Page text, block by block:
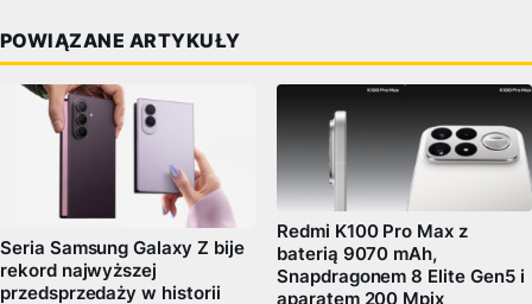
POWIĄZANE ARTYKUŁY
Seria Samsung Galaxy Z bije
rekord najwyższej
przedsprzedaży w historii
Redmi K100 Pro Max z
baterią 9070 mAh,
Snapdragonem 8 Elite Gen5 i
aparatem 200 Mpix